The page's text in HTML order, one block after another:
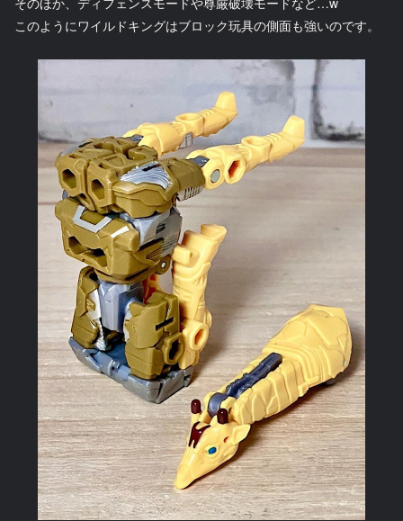
このようにワイルドキングはブロック玩具の側面も強いのです。